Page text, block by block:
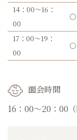
14：00～16：
00
○
17：00～19：
00
○
面会時間
16：00～20：00（